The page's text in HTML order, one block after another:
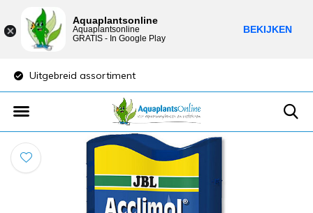
Uitgebreid assortiment
Aquaplantsonline
Aquaplantsonline
GRATIS - In Google Play
BEKIJKEN